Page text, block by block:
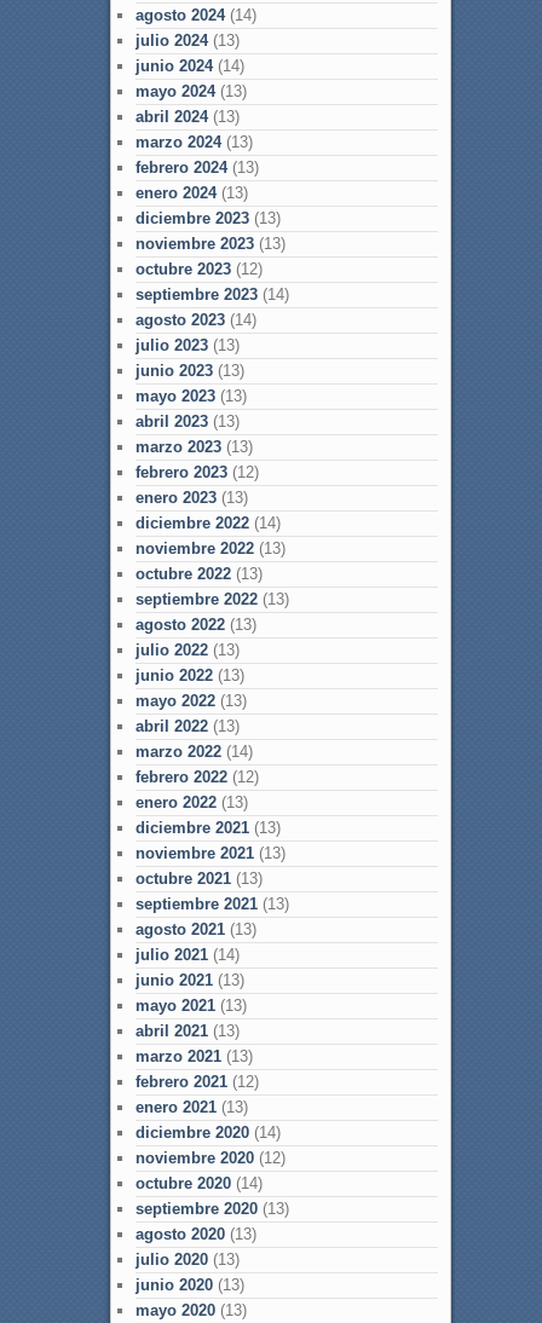
agosto 2024(14)
julio 2024(13)
junio 2024(14)
mayo 2024(13)
abril 2024(13)
marzo 2024(13)
febrero 2024(13)
enero 2024(13)
diciembre 2023(13)
noviembre 2023(13)
octubre 2023(12)
septiembre 2023(14)
agosto 2023(14)
julio 2023(13)
junio 2023(13)
mayo 2023(13)
abril 2023(13)
marzo 2023(13)
febrero 2023(12)
enero 2023(13)
diciembre 2022(14)
noviembre 2022(13)
octubre 2022(13)
septiembre 2022(13)
agosto 2022(13)
julio 2022(13)
junio 2022(13)
mayo 2022(13)
abril 2022(13)
marzo 2022(14)
febrero 2022(12)
enero 2022(13)
diciembre 2021(13)
noviembre 2021(13)
octubre 2021(13)
septiembre 2021(13)
agosto 2021(13)
julio 2021(14)
junio 2021(13)
mayo 2021(13)
abril 2021(13)
marzo 2021(13)
febrero 2021(12)
enero 2021(13)
diciembre 2020(14)
noviembre 2020(12)
octubre 2020(14)
septiembre 2020(13)
agosto 2020(13)
julio 2020(13)
junio 2020(13)
mayo 2020(13)